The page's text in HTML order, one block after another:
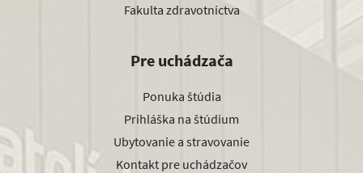
Fakulta zdravotníctva
Pre uchádzača
Ponuka štúdia
Prihláška na štúdium
Ubytovanie a stravovanie
Kontakt pre uchádzačov